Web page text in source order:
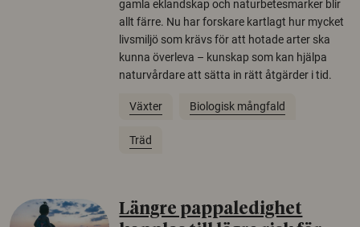
gamla eklandskap och naturbetesmarker blir
allt färre. Nu har forskare kartlagt hur mycket
livsmiljö som krävs för att hotade arter ska
kunna överleva – kunskap som kan hjälpa
naturvårdare att sätta in rätt åtgärder i tid.
Växter Biologisk mångfald
Träd
Längre pappaledighet